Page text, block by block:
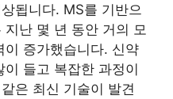
됩니다. MS를 기반으
난 몇 년 동안 거의 모
이 증가했습니다. 신약
들고 복잡한 과정이
은 최신 기술이 발견